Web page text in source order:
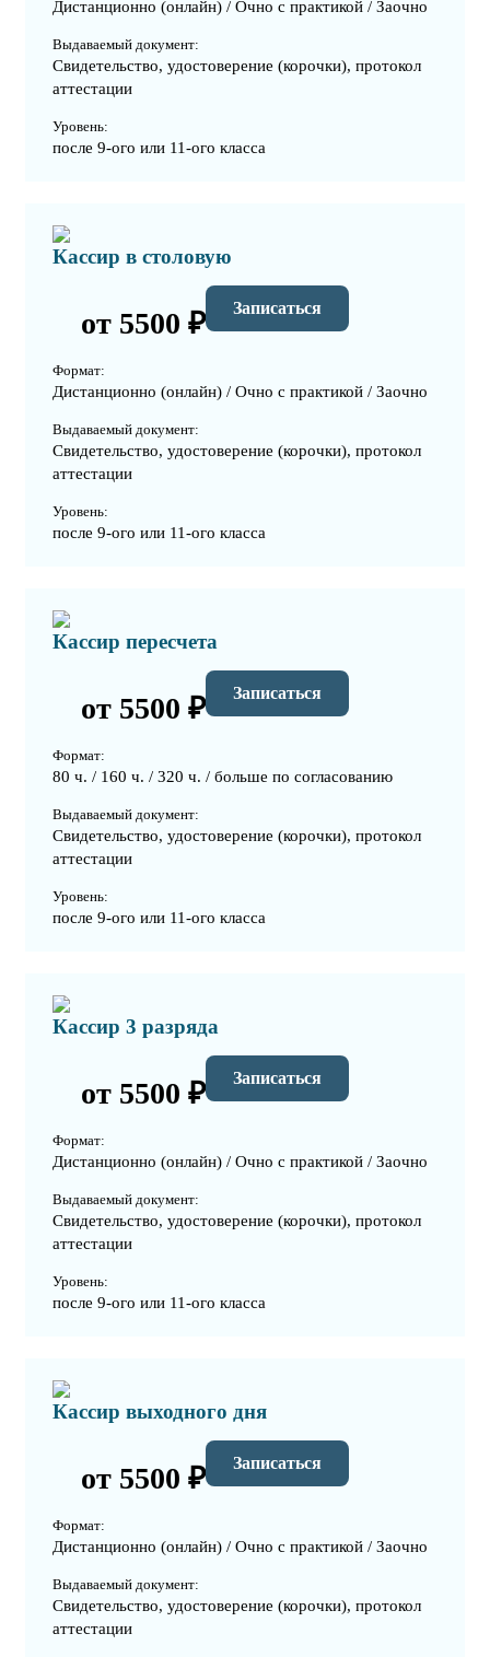
Дистанционно (онлайн) / Очно с практикой / Заочно
Выдаваемый документ:
Свидетельство, удостоверение (корочки), протокол
аттестации
Уровень:
после 9-ого или 11-ого класса
Кассир в столовую
от 5500 ₽ Записаться
Формат:
Дистанционно (онлайн) / Очно с практикой / Заочно
Выдаваемый документ:
Свидетельство, удостоверение (корочки), протокол
аттестации
Уровень:
после 9-ого или 11-ого класса
Кассир пересчета
от 5500 ₽ Записаться
Формат:
80 ч. / 160 ч. / 320 ч. / больше по согласованию
Выдаваемый документ:
Свидетельство, удостоверение (корочки), протокол
аттестации
Уровень:
после 9-ого или 11-ого класса
Кассир 3 разряда
от 5500 ₽ Записаться
Формат:
Дистанционно (онлайн) / Очно с практикой / Заочно
Выдаваемый документ:
Свидетельство, удостоверение (корочки), протокол
аттестации
Уровень:
после 9-ого или 11-ого класса
Кассир выходного дня
от 5500 ₽ Записаться
Формат:
Дистанционно (онлайн) / Очно с практикой / Заочно
Выдаваемый документ:
Свидетельство, удостоверение (корочки), протокол
аттестации